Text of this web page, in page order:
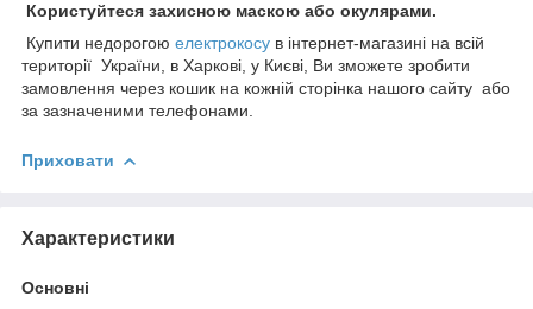
Користуйтеся захисною маскою або окулярами.
Купити недорогою електрокосу в інтернет-магазині на всій
території України, в Харкові, у Києві, Ви зможете зробити
замовлення через кошик на кожній сторінка нашого сайту або
за зазначеними телефонами.
Приховати
Характеристики
Основні